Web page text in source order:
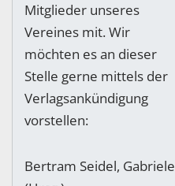
Mitglieder unseres
Vereines mit. Wir
möchten es an dieser
Stelle gerne mittels der
Verlagsankündigung
vorstellen:
Bertram Seidel,